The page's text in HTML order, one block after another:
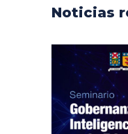
Noticias